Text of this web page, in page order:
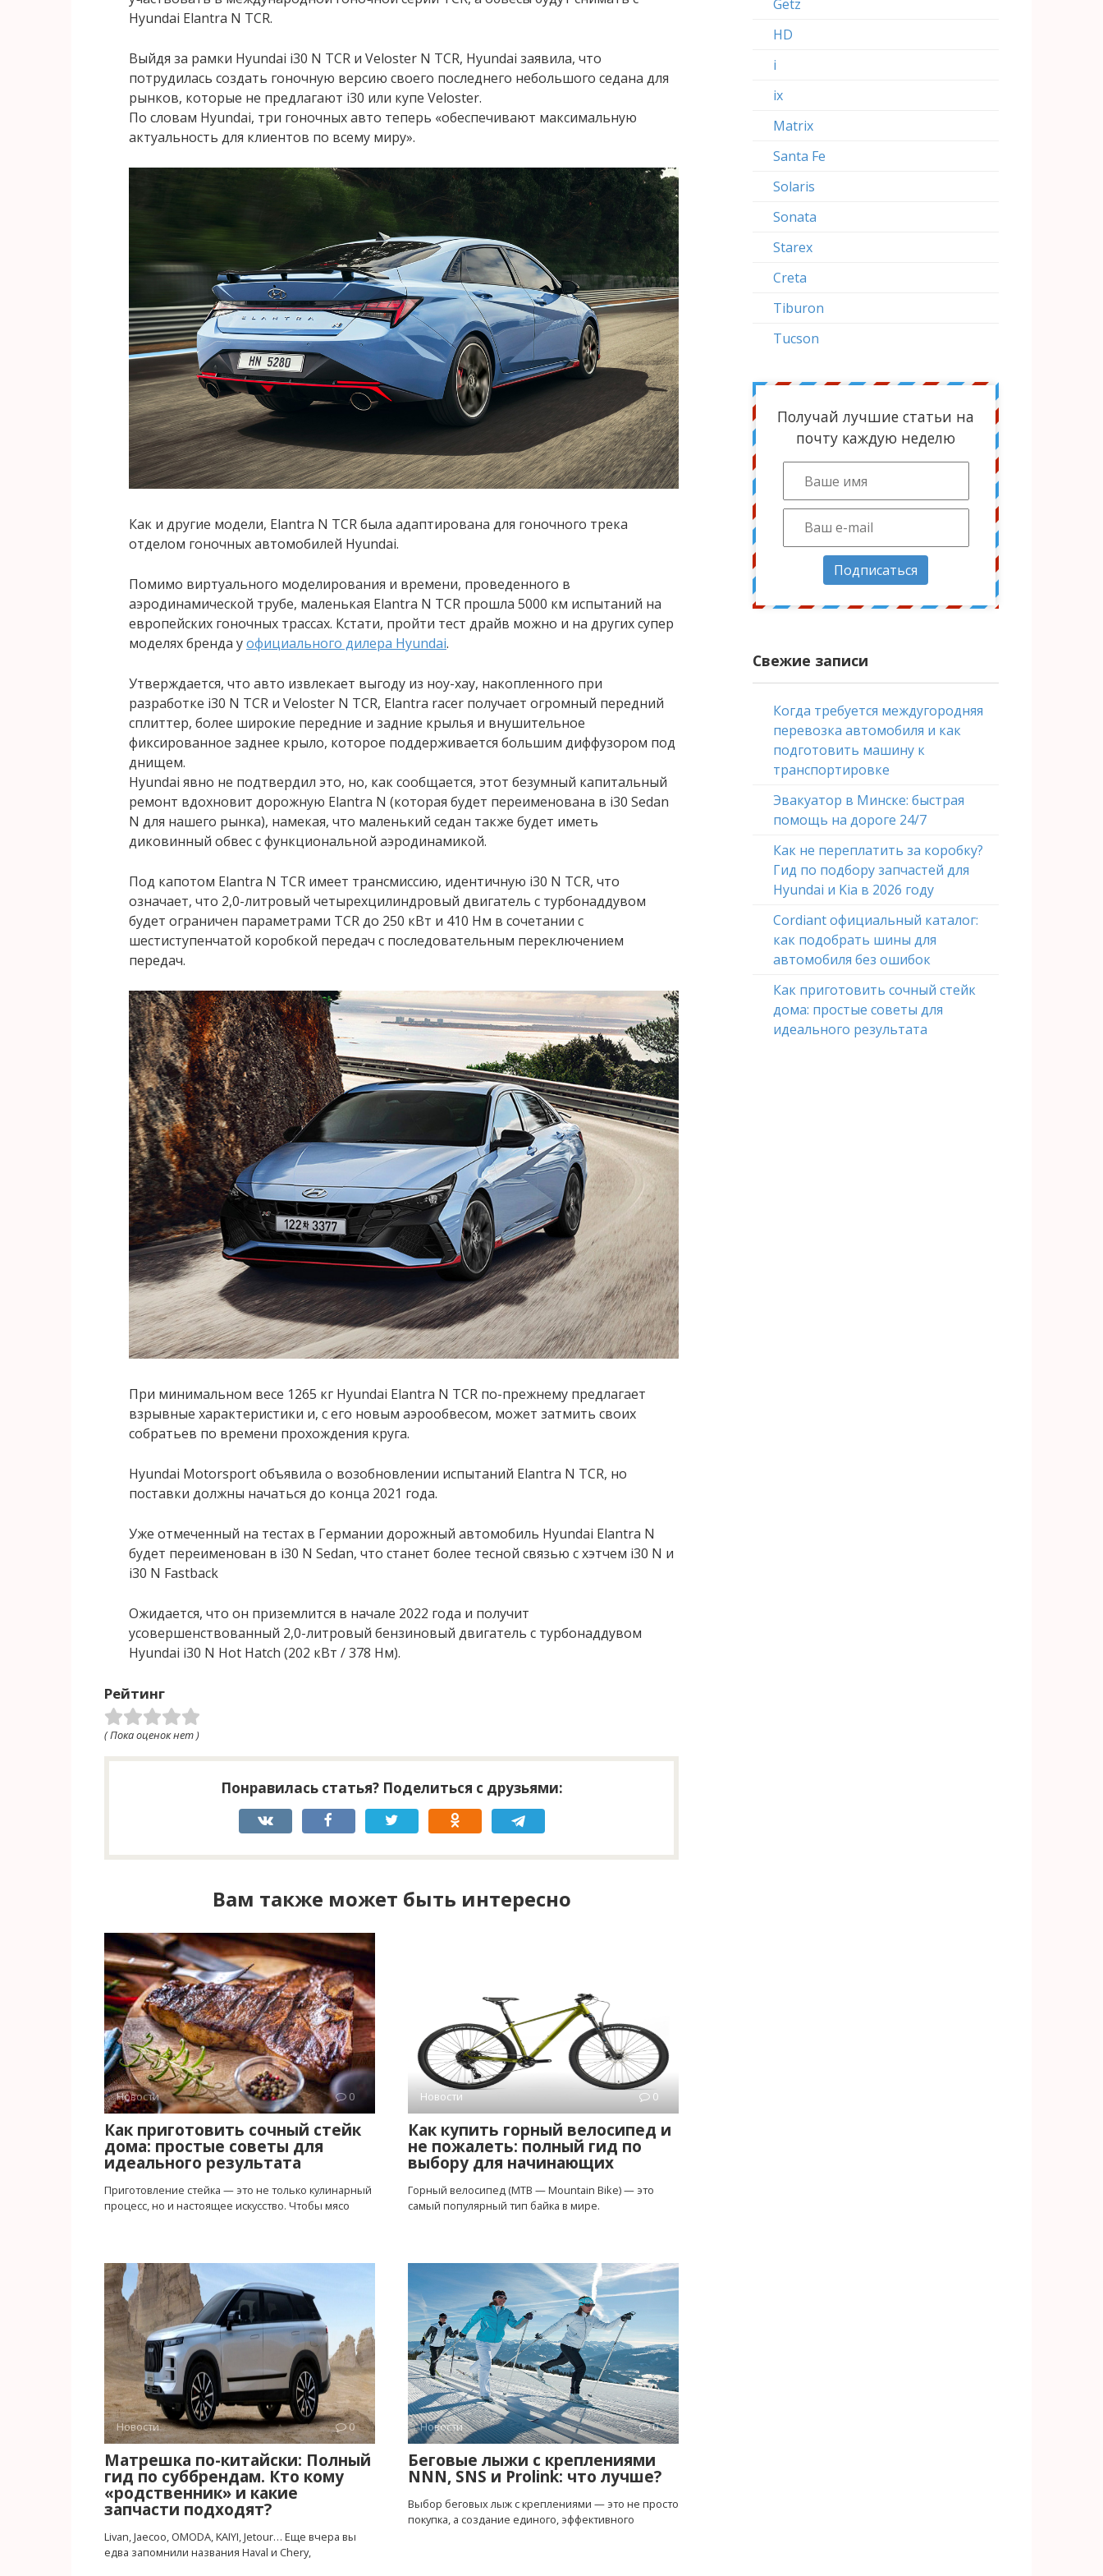
Hyundai Elantra N TCR.
Выйдя за рамки Hyundai i30 N TCR и Veloster N TCR, Hyundai заявила, что
потрудилась создать гоночную версию своего последнего небольшого седана для
рынков, которые не предлагают i30 или купе Veloster.
По словам Hyundai, три гоночных авто теперь «обеспечивают максимальную
актуальность для клиентов по всему миру».
Как и другие модели, Elantra N TCR была адаптирована для гоночного трека
отделом гоночных автомобилей Hyundai.
Помимо виртуального моделирования и времени, проведенного в
аэродинамической трубе, маленькая Elantra N TCR прошла 5000 км испытаний на
европейских гоночных трассах. Кстати, пройти тест драйв можно и на других супер
моделях бренда уофициального дилера Hyundai.
Утверждается, что авто извлекает выгоду из ноу-хау, накопленного при
разработке i30 N TCR и Veloster N TCR, Elantra racer получает огромный передний
сплиттер, более широкие передние и задние крылья и внушительное
фиксированное заднее крыло, которое поддерживается большим диффузором под
днищем.
Hyundai явно не подтвердил это, но, как сообщается, этот безумный капитальный
ремонт вдохновит дорожную Elantra N (которая будет переименована в i30 Sedan
N для нашего рынка), намекая, что маленький седан также будет иметь
диковинный обвес с функциональной аэродинамикой.
Под капотом Elantra N TCR имеет трансмиссию, идентичную i30 N TCR, что
означает, что 2,0-литровый четырехцилиндровый двигатель с турбонаддувом
будет ограничен параметрами TCR до 250 кВт и 410 Нм в сочетании с
шестиступенчатой ​​коробкой передач с последовательным переключением
передач.
При минимальном весе 1265 кг Hyundai Elantra N TCR по-прежнему предлагает
взрывные характеристики и, с его новым аэрообвесом, может затмить своих
собратьев по времени прохождения круга.
Hyundai Motorsport объявила о возобновлении испытаний Elantra N TCR, но
поставки должны начаться до конца 2021 года.
Уже отмеченный на тестах в Германии дорожный автомобиль Hyundai Elantra N
будет переименован в i30 N Sedan, что станет более тесной связью с хэтчем i30 N и
i30 N Fastback
Ожидается, что он приземлится в начале 2022 года и получит
усовершенствованный 2,0-литровый бензиновый двигатель с турбонаддувом
Hyundai i30 N Hot Hatch (202 кВт / 378 Нм).
Рейтинг
( Пока оценок нет )
Понравилась статья? Поделиться с друзьями:
Вам также может быть интересно
Новости 0
Как приготовить сочный стейк
дома: простые советы для
идеального результата
Приготовление стейка — это не только кулинарный
процесс, но и настоящее искусство. Чтобы мясо
Новости 0
Как купить горный велосипед и
не пожалеть: полный гид по
выбору для начинающих
Горный велосипед (MTB — Mountain Bike) — это
самый популярный тип байка в мире.
Новости 0
Матрешка по-китайски: Полный
гид по суббрендам. Кто кому
«родственник» и какие
запчасти подходят?
Livan, Jaecoo, OMODA, KAIYI, Jetour… Еще вчера вы
едва запомнили названия Haval и Chery,
Новости 0
Беговые лыжи с креплениями
NNN, SNS и Prolink: что лучше?
Выбор беговых лыж с креплениями — это не просто
покупка, а создание единого, эффективного
Getz
HD
i
ix
Matrix
Santa Fe
Solaris
Sonata
Starex
Creta
Tiburon
Tucson
Получай лучшие статьи на
почту каждую неделю
Подписаться
Свежие записи
Когда требуется междугородняя
перевозка автомобиля и как
подготовить машину к
транспортировке
Эвакуатор в Минске: быстрая
помощь на дороге 24/7
Как не переплатить за коробку?
Гид по подбору запчастей для
Hyundai и Kia в 2026 году
Cordiant официальный каталог:
как подобрать шины для
автомобиля без ошибок
Как приготовить сочный стейк
дома: простые советы для
идеального результата